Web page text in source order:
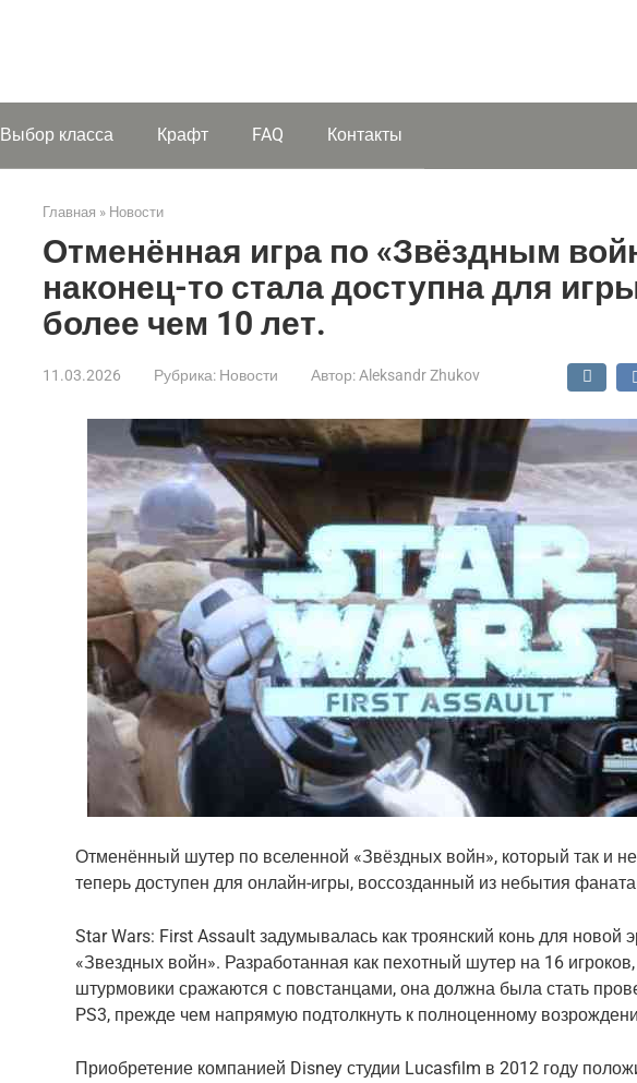
Выбор класса Крафт FAQ Контакты
Главная » Новости
Отменённая игра по «Звёздным
наконец-то стала доступна для
более чем 10 лет.
11.03.2026 Рубрика: Новости Автор: Aleksandr Zhukov
Отменённый шутер по вселенной «Звёздных войн», который так и
теперь доступен для онлайн-игры, воссозданный из небытия
Star Wars: First Assault задумывалась как троянский конь для новой
«Звездных войн». Разработанная как пехотный шутер на 16
штурмовики сражаются с повстанцами, она должна была стать
PS3, прежде чем напрямую подтолкнуть к полноценному
Приобретение компанией Disney студии Lucasfilm в 2012 году